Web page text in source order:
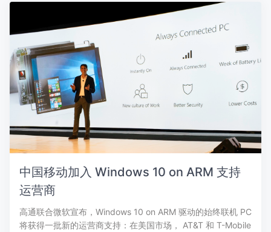
中国移动加入 Windows 10 on ARM 支持
运营商
高通联合微软宣布，Windows 10 on ARM 驱动的始终联机 PC
将获得一批新的运营商支持：在美国市场， AT&T 和 T-Mobile